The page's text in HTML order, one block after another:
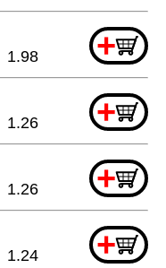
+
1.98
+
1.26
+
1.26
+
1.24